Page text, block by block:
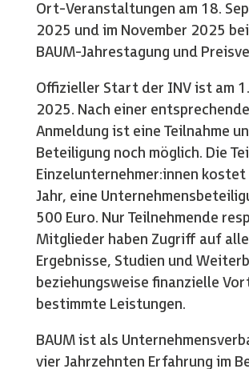
Ort-Veranstaltungen am 18.
2025 und im November 2025
BAUM-Jahrestagung und
Offizieller Start der INV ist am
2025. Nach einer
Anmeldung ist eine Teilnahme
Beteiligung noch möglich. Die
Einzelunternehmer:innen kostet
Jahr, eine
500 Euro. Nur Teilnehmende
Mitglieder haben Zugriff auf alle
Ergebnisse, Studien und
beziehungsweise finanzielle
bestimmte Leistungen.
BAUM ist als
vier Jahrzehnten Erfahrung im